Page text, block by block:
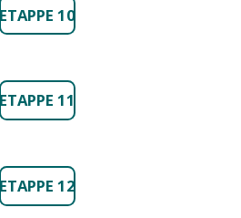
ETAPPE 10
ETAPPE 11
ETAPPE 12